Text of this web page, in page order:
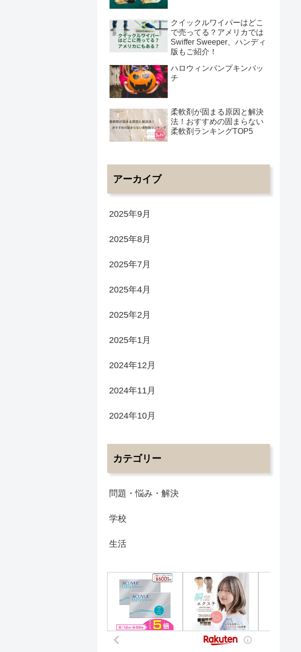
クイックルワイパーはどこ
で売ってる？アメリカでは
Swiffer Sweeper、ハンディ
版もご紹介！
ハロウィンパンプキンパッ
チ
柔軟剤が固まる原因と解決
法！おすすめの固まらない
柔軟剤ランキングTOP5
アーカイブ
2025年9月
2025年8月
2025年7月
2025年4月
2025年2月
2025年1月
2024年12月
2024年11月
2024年10月
カテゴリー
問題・悩み・解決
学校
生活